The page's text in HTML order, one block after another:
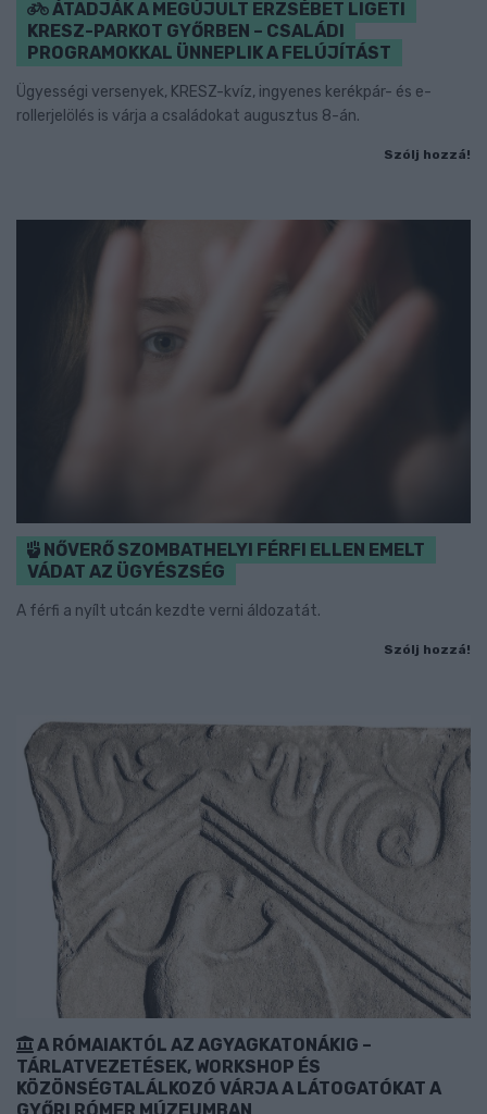
ÁTADJÁK A MEGÚJULT ERZSÉBET LIGETI
KRESZ-PARKOT GYŐRBEN – CSALÁDI
PROGRAMOKKAL ÜNNEPLIK A FELÚJÍTÁST
Ügyességi versenyek, KRESZ-kvíz, ingyenes kerékpár- és e-
rollerjelölés is várja a családokat augusztus 8-án.
Szólj hozzá!
NŐVERŐ SZOMBATHELYI FÉRFI ELLEN EMELT
VÁDAT AZ ÜGYÉSZSÉG
A férfi a nyílt utcán kezdte verni áldozatát.
Szólj hozzá!
A RÓMAIAKTÓL AZ AGYAGKATONÁKIG –
TÁRLATVEZETÉSEK, WORKSHOP ÉS
KÖZÖNSÉGTALÁLKOZÓ VÁRJA A LÁTOGATÓKAT A